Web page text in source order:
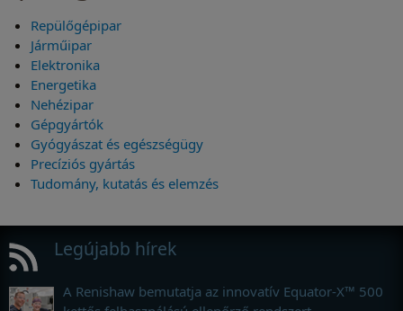
Repülőgépipar
Járműipar
Elektronika
Energetika
Nehézipar
Gépgyártók
Gyógyászat és egészségügy
Precíziós gyártás
Tudomány, kutatás és elemzés
Legújabb hírek
A Renishaw bemutatja az innovatív Equator-X™ 500